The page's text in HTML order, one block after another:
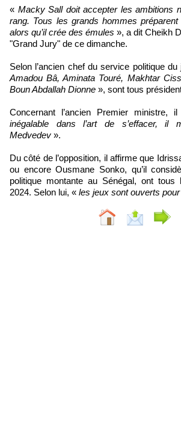
« Macky Sall doit accepter les ambitions naissantes dans son
rang. Tous les grands hommes
alors qu’il crée des émules », a dit Cheikh
"Grand Jury" de ce dimanche.
Selon l’ancien chef du service politique
Amadou Bâ, Aminata Touré, Makhtar
Boun Abdallah Dionne », sont tous
Concernant l’ancien Premier ministre,
inégalable dans l’art de s’effacer, il
Medvedev ».
Du côté de l’opposition, il affirme que
ou encore Ousmane Sonko, qu’il
politique montante au Sénégal, ont tous
2024. Selon lui, « les jeux sont ouverts